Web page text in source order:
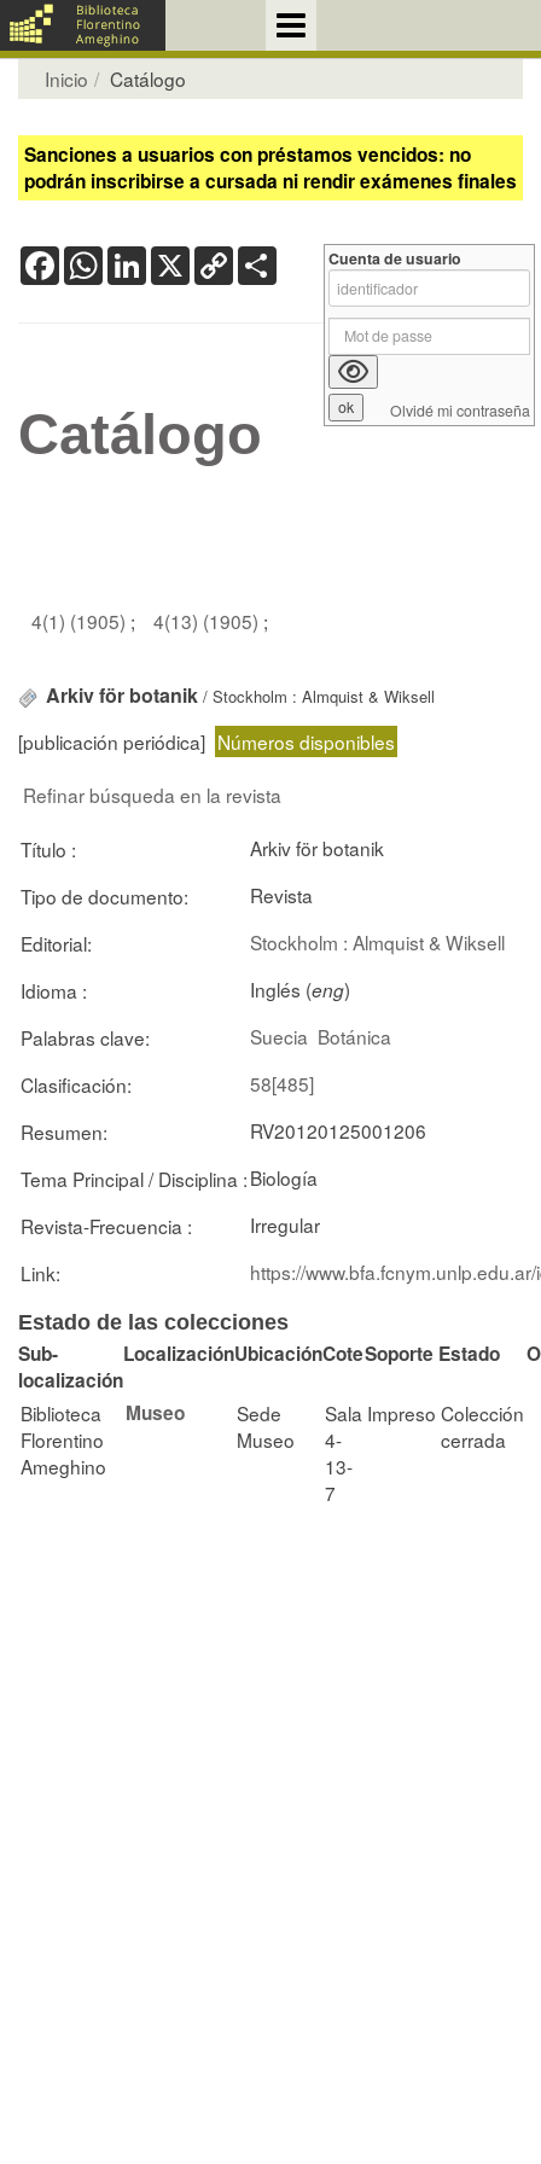
Inicio Catálogo
Sanciones a usuarios con préstamos vencidos: no
podrán inscribirse a cursada ni rendir exámenes finales
FacebookWhatsApp
LinkedIn
X Copy
Link
Catálogo
4(1) (1905) ; 4(13) (1905) ;
Arkiv för botanik / Stockholm : Almquist & Wiksell
[publicación periódica] Números disponibles
Refinar búsqueda en la revista
Título :
Arkiv för botanik
Tipo de documento:
Revista
Editorial:
Stockholm : Almquist & Wiksell
Idioma :
Inglés (eng)
Palabras clave:
Suecia Botánica
Clasificación:
58[485]
Resumen:
RV20120125001206
Tema Principal / Disciplina :Biología
Revista-Frecuencia :
Irregular
Link:
https://
Estado de las colecciones
Sub-
localización
LocalizaciónUbicaciónCoteSoporte Estado
Biblioteca
Florentino
Ameghino
Museo
Sede
Museo
Sala
4-
13-
7
Impreso Colección
cerrada
Cuenta de usuario
Olvidé mi contraseña